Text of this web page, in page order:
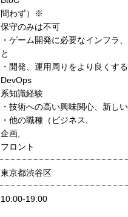
問わず）※
保守のみは不可
・ゲーム開発に必要なインフラ
と
・開発、運用周りをより良くす
DevOps
系知識経験
・技術への高い興味関心、新し
・他の職種（ビジネス,
企画,
フロント
東京都渋谷区
10:00-19:00